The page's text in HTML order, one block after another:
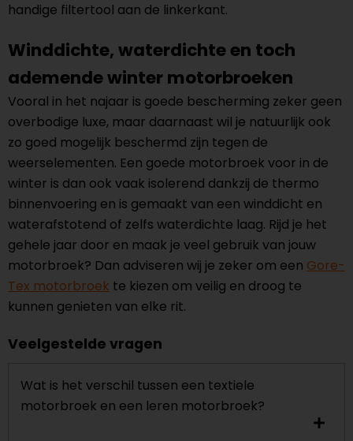
handige filtertool aan de linkerkant.
Winddichte, waterdichte en toch
ademende winter motorbroeken
Vooral in het najaar is goede bescherming zeker geen
overbodige luxe, maar daarnaast wil je natuurlijk ook
zo goed mogelijk beschermd zijn tegen de
weerselementen. Een goede motorbroek voor in de
winter is dan ook vaak isolerend dankzij de thermo
binnenvoering en is gemaakt van een winddicht en
waterafstotend of zelfs waterdichte laag. Rijd je het
gehele jaar door en maak je veel gebruik van jouw
motorbroek? Dan adviseren wij je zeker om een Gore-
Tex motorbroek te kiezen om veilig en droog te
kunnen genieten van elke rit.
Veelgestelde vragen
Wat is het verschil tussen een textiele
motorbroek en een leren motorbroek?